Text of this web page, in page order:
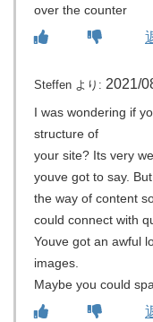
over the counter
Steffen より: 2021/
I was wondering if
structure of
your site? Its very
youve got to say.
the way of content
could connect with
Youve got an awful
images.
Maybe you could